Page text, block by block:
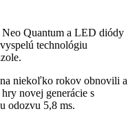
Quantum a LED diódy
technológiu
niekoľko rokov obnovili a
novej generácie s
odozvu 5,8 ms.